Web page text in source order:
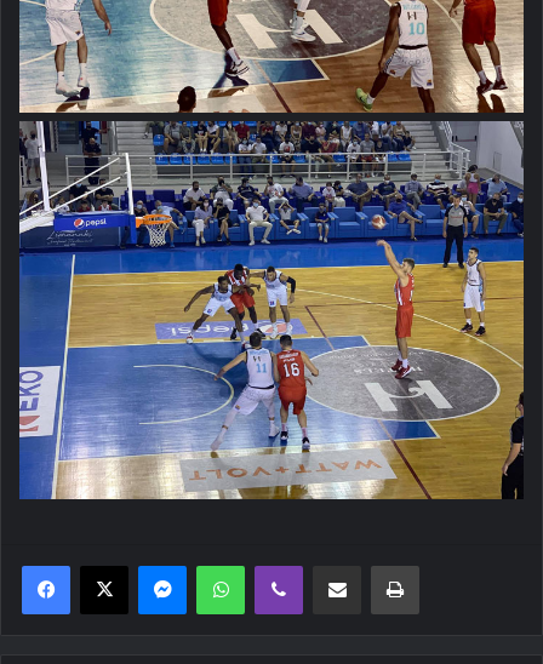
MessengerWhatsAppViber Κοινοποίηση μέσω ηλεκτρονικού ταχυδρομείουΕκτύπωση